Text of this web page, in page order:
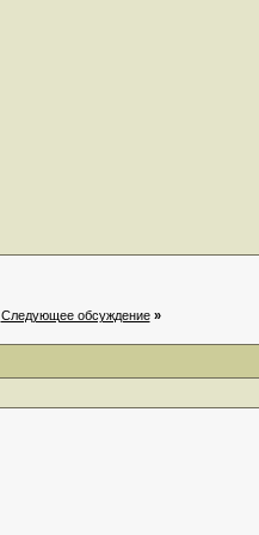
Cледующее обсуждение »